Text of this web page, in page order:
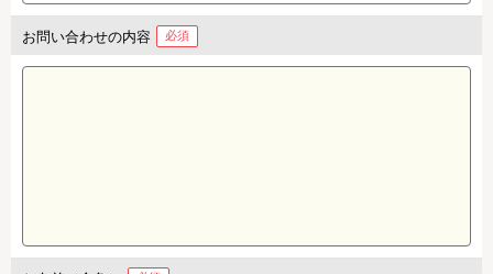
お問い合わせの内容 必須